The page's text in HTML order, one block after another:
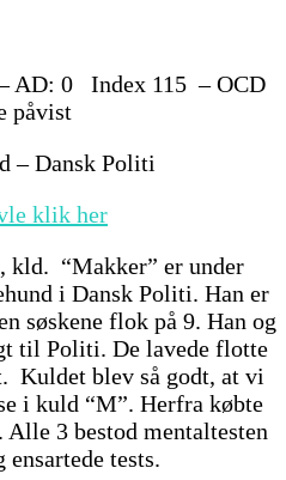
AD: 0 Index 115 – OCD
påvist
– Dansk Politi
klik her
kld. “Makker” er under
i Dansk Politi. Han er
søskene flok på 9. Han og
til Politi. De lavede flotte
Kuldet blev så godt, at vi
i kuld “M”. Herfra købte
3 bestod mentaltesten
tests.